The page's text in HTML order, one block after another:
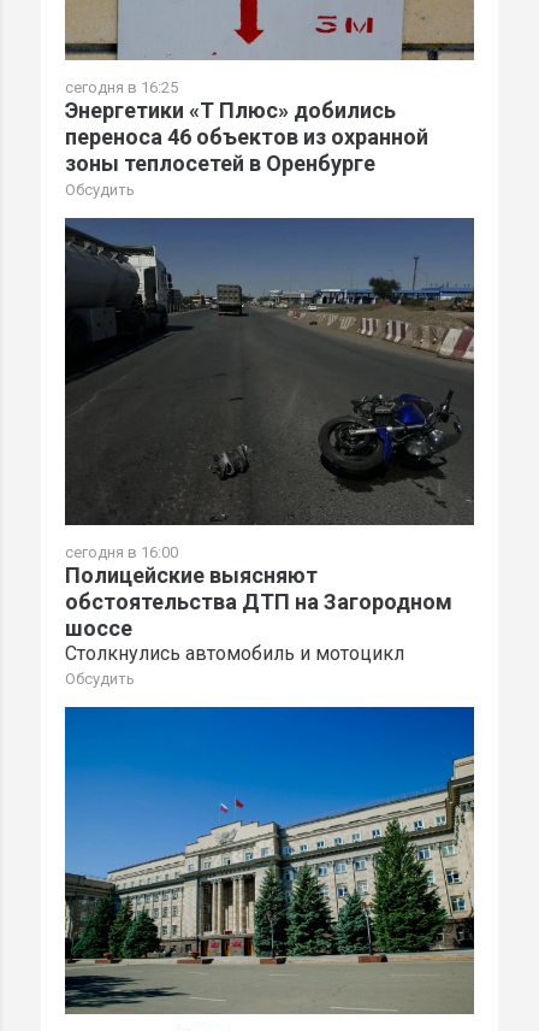
сегодня в 16:25
Энергетики «Т Плюс» добились
переноса 46 объектов из охранной
зоны теплосетей в Оренбурге
Обсудить
сегодня в 16:00
Полицейские выясняют
обстоятельства ДТП на Загородном
шоссе
Столкнулись автомобиль и мотоцикл
Обсудить